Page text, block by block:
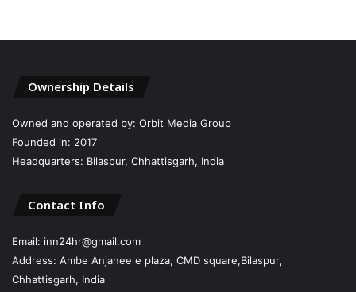
Ownership Details
Owned and operated by: Orbit Media Group
Founded in: 2017
Headquarters: Bilaspur, Chhattisgarh, India
Contact Info
Email: inn24hr@gmail.com
Address: Ambe Anjanee e plaza, CMD square,Bilaspur,
Chhattisgarh, India